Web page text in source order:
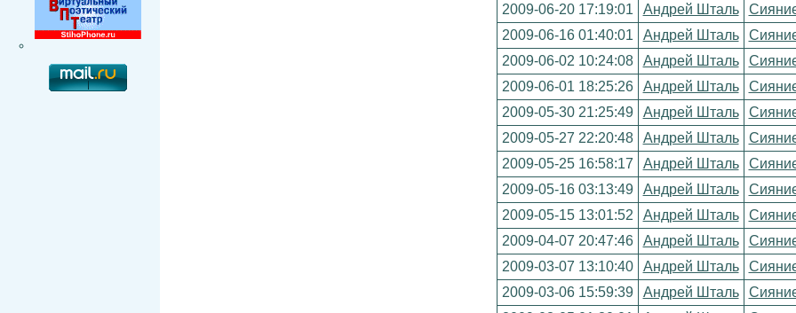
2009-06-20 17:19:01
Андрей Шталь
2009-06-16 01:40:01
Андрей Шталь
2009-06-02 10:24:08
Андрей Шталь
2009-06-01 18:25:26
Андрей Шталь
2009-05-30 21:25:49
Андрей Шталь
2009-05-27 22:20:48
Андрей Шталь
2009-05-25 16:58:17
Андрей Шталь
2009-05-16 03:13:49
Андрей Шталь
2009-05-15 13:01:52
Андрей Шталь
2009-04-07 20:47:46
Андрей Шталь
2009-03-07 13:10:40
Андрей Шталь
2009-03-06 15:59:39
Андрей Шталь